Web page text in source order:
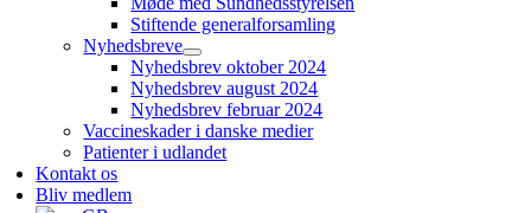
Stiftende generalforsamling
Nyhedsbreve
Nyhedsbrev oktober 2024
Nyhedsbrev august 2024
Nyhedsbrev februar 2024
Vaccineskader i danske medier
Patienter i udlandet
Kontakt os
Bliv medlem